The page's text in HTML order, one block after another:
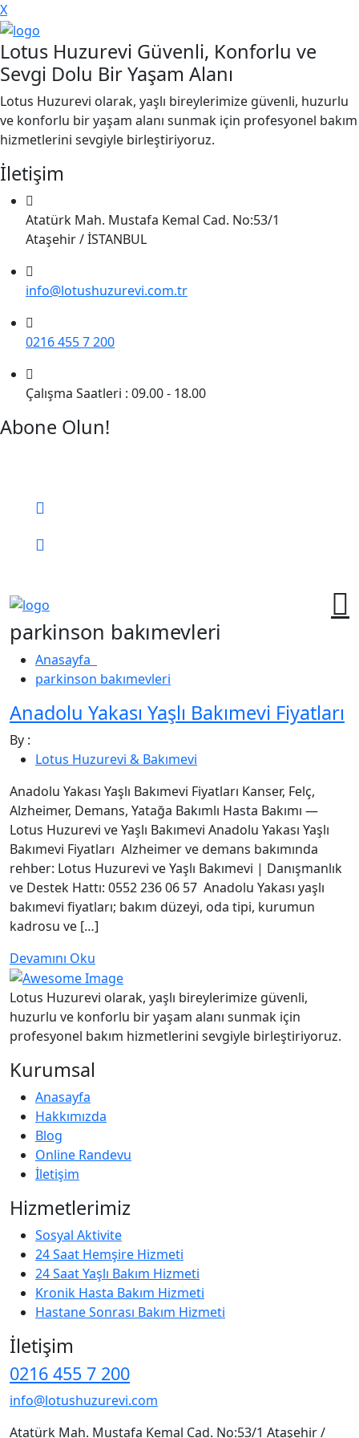
X
Lotus Huzurevi Güvenli, Konforlu ve
Sevgi Dolu Bir Yaşam Alanı
Lotus Huzurevi olarak, yaşlı bireylerimize güvenli, huzurlu
ve konforlu bir yaşam alanı sunmak için profesyonel bakım
hizmetlerini sevgiyle birleştiriyoruz.
İletişim
Atatürk Mah. Mustafa Kemal Cad. No:53/1
Ataşehir / İSTANBUL
info@lotushuzurevi.com.tr
0216 455 7 200
Çalışma Saatleri : 09.00 - 18.00
Abone Olun!
parkinson bakımevleri
Anasayfa
parkinson bakımevleri
Anadolu Yakası Yaşlı Bakımevi Fiyatları
By :
Lotus Huzurevi & Bakımevi
Anadolu Yakası Yaşlı Bakımevi Fiyatları Kanser, Felç,
Alzheimer, Demans, Yatağa Bakımlı Hasta Bakımı —
Lotus Huzurevi ve Yaşlı Bakımevi Anadolu Yakası Yaşlı
Bakımevi Fiyatları Alzheimer ve demans bakımında
rehber: Lotus Huzurevi ve Yaşlı Bakımevi | Danışmanlık
ve Destek Hattı: 0552 236 06 57 Anadolu Yakası yaşlı
bakımevi fiyatları; bakım düzeyi, oda tipi, kurumun
kadrosu ve […]
Devamını Oku
Lotus Huzurevi olarak, yaşlı bireylerimize güvenli,
huzurlu ve konforlu bir yaşam alanı sunmak için
profesyonel bakım hizmetlerini sevgiyle birleştiriyoruz.
Kurumsal
Anasayfa
Hakkımızda
Blog
Online Randevu
İletişim
Hizmetlerimiz
Sosyal Aktivite
24 Saat Hemşire Hizmeti
24 Saat Yaşlı Bakım Hizmeti
Kronik Hasta Bakım Hizmeti
Hastane Sonrası Bakım Hizmeti
İletişim
0216 455 7 200
info@lotushuzurevi.com
Atatürk Mah. Mustafa Kemal Cad. No:53/1 Ataşehir /